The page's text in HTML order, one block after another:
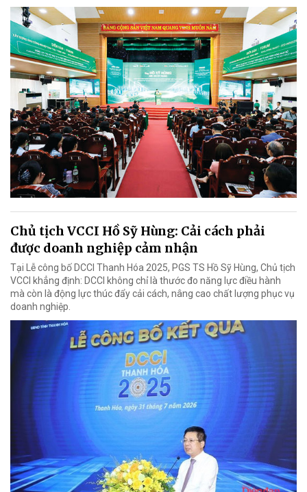
Chủ tịch VCCI Hồ Sỹ Hùng: Cải cách phải
được doanh nghiệp cảm nhận
Tại Lễ công bố DCCI Thanh Hóa 2025, PGS TS Hồ Sỹ Hùng, Chủ tịch
VCCI khẳng định: DCCI không chỉ là thước đo năng lực điều hành
mà còn là động lực thúc đẩy cải cách, nâng cao chất lượng phục vụ
doanh nghiệp.